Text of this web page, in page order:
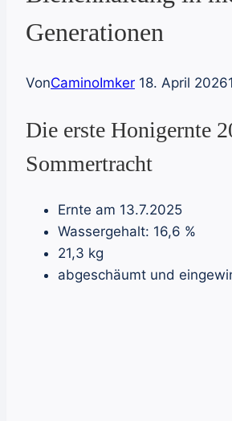
Generationen
VonCaminoImker 18. April 2026
Die erste Honigernte
Sommertracht
Ernte am 13.7.2025
Wassergehalt: 16,6 %
21,3 kg
abgeschäumt und